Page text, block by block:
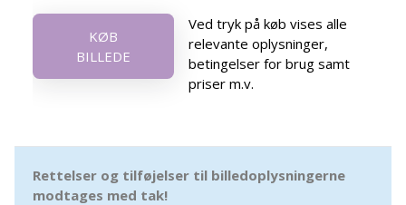
KØB
BILLEDE
Ved tryk på køb vises alle
relevante oplysninger,
betingelser for brug samt
priser m.v.
Rettelser og tilføjelser til billedoplysningerne
modtages med tak!